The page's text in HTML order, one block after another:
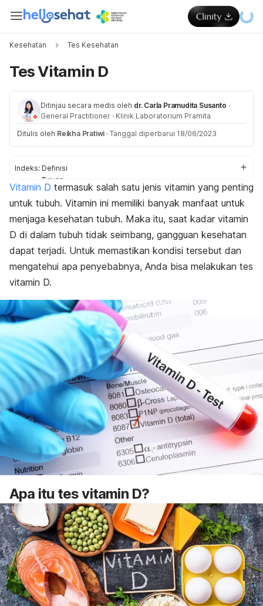
Kesehatan Tes Kesehatan
Tes Vitamin D
Ditinjau secara medis oleh dr. Carla Pramudita Susanto ·
General Practitioner · Klinik Laboratorium Pramita
Ditulis oleh Reikha Pratiwi · Tanggal diperbarui 18/06/2023
Indeks: Definisi
Tujuan
Untuk siapa
Prosedur
Hasil
Vitamin D termasuk salah satu jenis vitamin yang penting
untuk tubuh. Vitamin ini memiliki banyak manfaat untuk
menjaga kesehatan tubuh. Maka itu, saat kadar vitamin
D di dalam tubuh tidak seimbang, gangguan kesehatan
dapat terjadi. Untuk memastikan kondisi tersebut dan
mengatehui apa penyebabnya, Anda bisa melakukan tes
vitamin D.
Apa itu tes vitamin D?